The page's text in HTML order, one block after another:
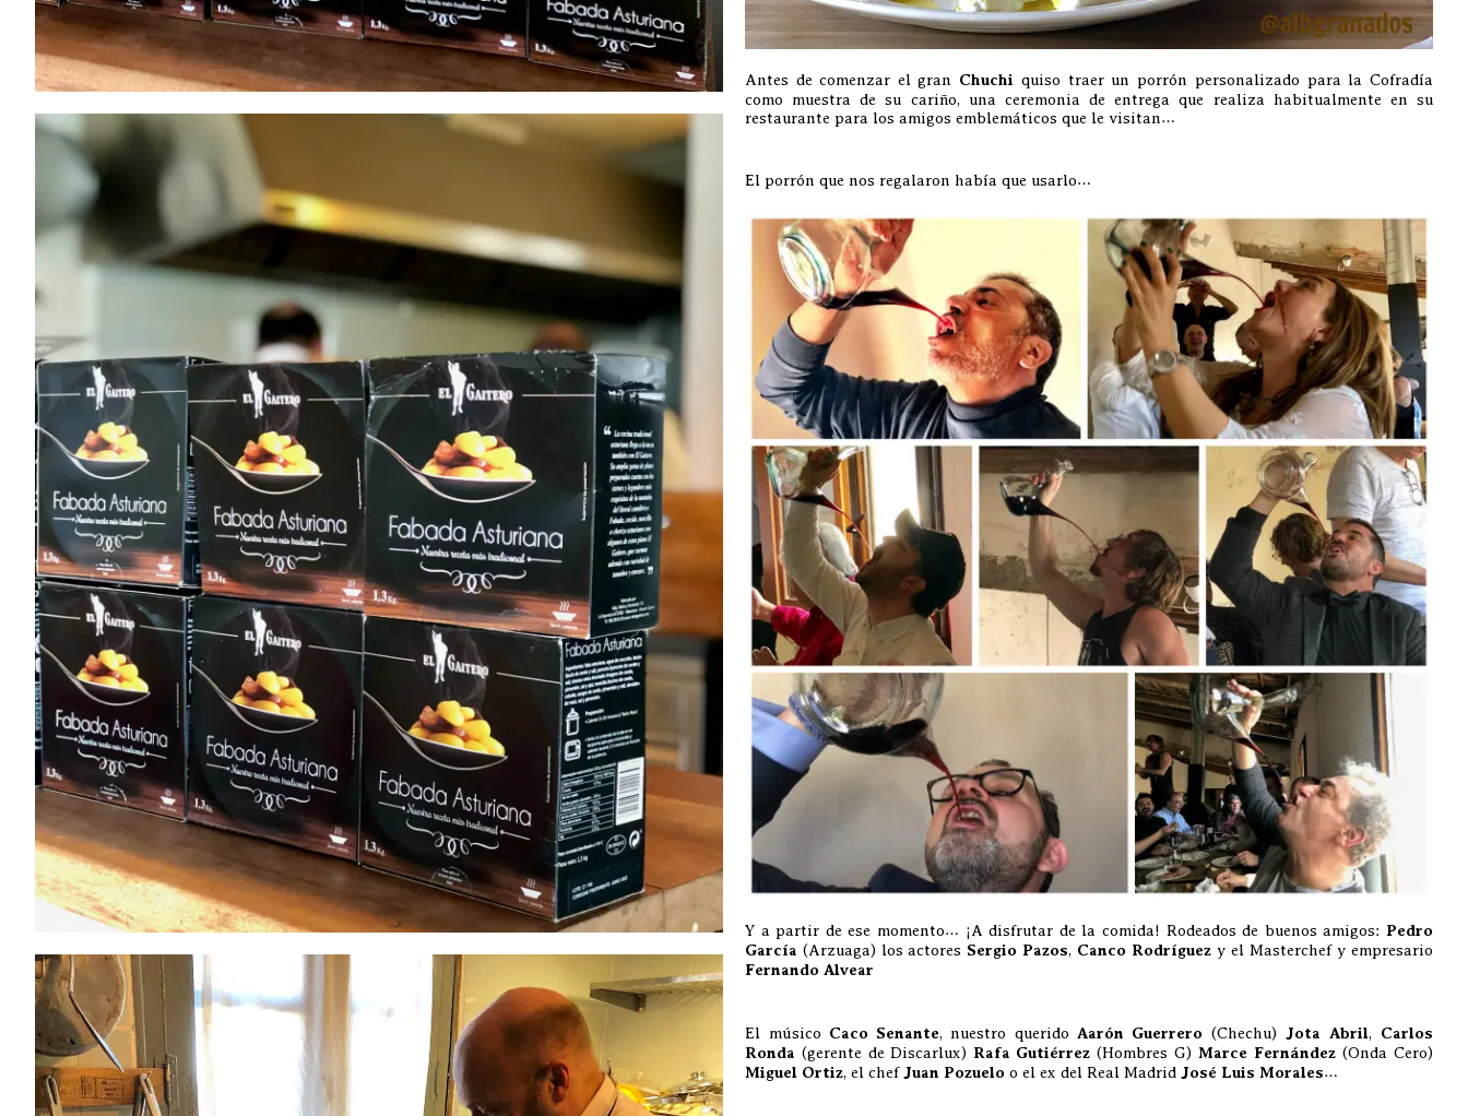
Antes de comenzar el gran Chuchi quiso traer un porrón personalizado para la Cofradía
como muestra de su cariño, una ceremonia de entrega que realiza habitualmente en su
restaurante para los amigos emblemáticos que le visitan…
El porrón que nos regalaron había que usarlo…
Y a partir de ese momento… ¡A disfrutar de la comida! Rodeados de buenos amigos: Pedro
García (Arzuaga) los actores Sergio Pazos, Canco Rodríguez y el Masterchef y empresario
Fernando Alvear
El músico Caco Senante, nuestro querido Aarón Guerrero (Chechu) Jota Abril, Carlos
Ronda (gerente de Discarlux) Rafa Gutiérrez (Hombres G) Marce Fernández (Onda Cero)
Miguel Ortiz, el chefJuan Pozuelo o el ex del Real Madrid José Luis Morales…